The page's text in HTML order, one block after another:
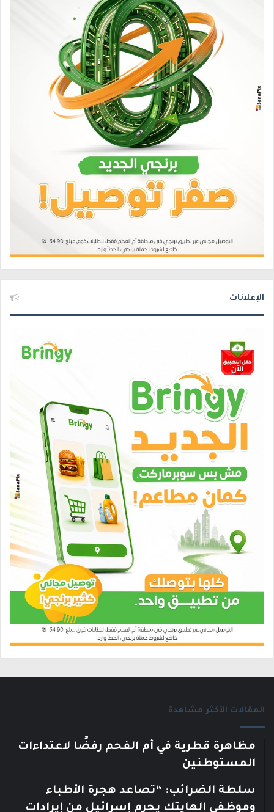
الإعلانات
المقالات الأكثر مشاهدة
مظاهرة قطرية في أم الفحم رفضًا لاعتداءات
المستوطنين
سلطة الضرائب: “تصاعد هجرة الأطباء
وموظفي الهايتك يحرم إسرائيل من إيرادات